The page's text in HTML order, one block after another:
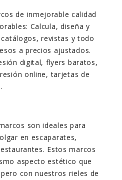
de inmejorable calidad
Calcula, diseña y
revistas y todo
a precios ajustados.
digital, flyers baratos,
online, tarjetas de
son ideales para
en escaparates,
Estos marcos
aspecto estético que
con nuestros rieles de